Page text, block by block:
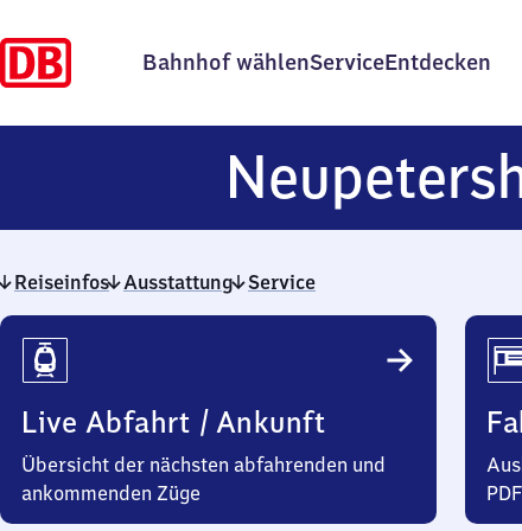
Bahnhof wählenServiceEntdecken
Reiseinfos Ausstattung Service
Reiseinfos
Live Abfahrt / Ankunft
Übersicht der nächsten abfahrenden und
ankommenden Züge
PDF